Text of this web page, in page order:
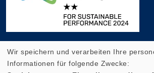
Wir speichern und verarbeiten Ihre
Informationen für folgende Zwecke: